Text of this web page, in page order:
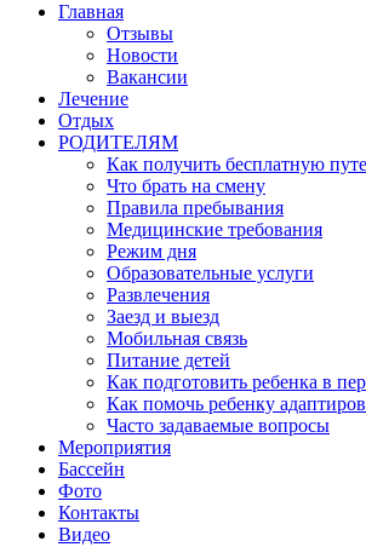
Главная
Отзывы
Новости
Вакансии
Лечение
Отдых
РОДИТЕЛЯМ
Как получить бесплатную
Что брать на смену
Правила пребывания
Медицинские требования
Режим дня
Образовательные услуги
Развлечения
Заезд и выезд
Мобильная связь
Питание детей
Как подготовить ребенка в
Как помочь ребенку
Часто задаваемые вопросы
Мероприятия
Бассейн
Фото
Контакты
Видео